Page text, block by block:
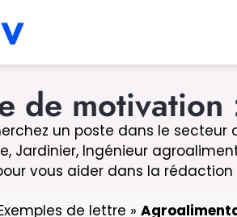
de
un poste dans le secteur
Jardinier, Ingénieur
vous aider dans la
de lettre »